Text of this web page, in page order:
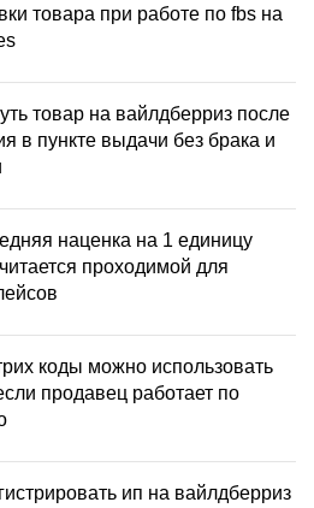
товара при работе по fbs на
товар на вайлдберриз после
в пункте выдачи без брака и
наценка на 1 единицу
проходимой для
коды можно использовать
продавец работает по
ип на вайлдберриз